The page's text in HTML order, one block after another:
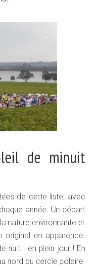
de minuit
de cette liste, avec
année. Un départ
nature environnante et
original en apparence.
nuit… en plein jour ! En
nord du cercle polaire.